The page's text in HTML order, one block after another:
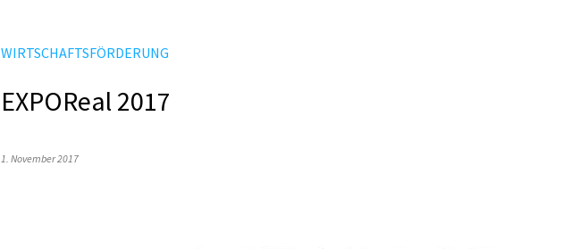
WIRTSCHAFTSFÖRDERUNG
EXPOReal 2017
1. November 2017